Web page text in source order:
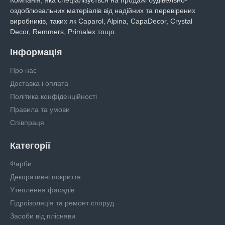
оздоблювальних матеріалів від надійних та перевірених
виробників, таких як Caparol, Alpina, CapaDecor, Crystal
Decor, Remmers, Primalex тощо.
Інформація
Про нас
Доставка і оплата
Політика конфіденційності
Правила та умови
Співпраця
Категорії
Фарби
Декоративні покриття
Утеплення фасадів
Гідроізоляція та ремонт споруд
Засоби від плісняви